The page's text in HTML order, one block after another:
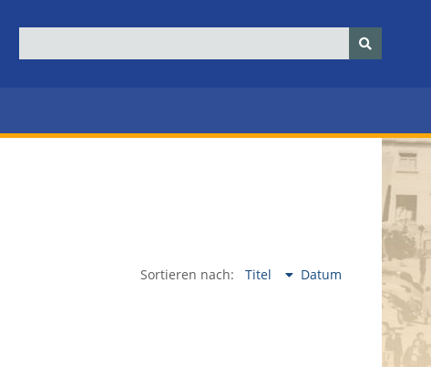
Sortieren nach: Titel Datum